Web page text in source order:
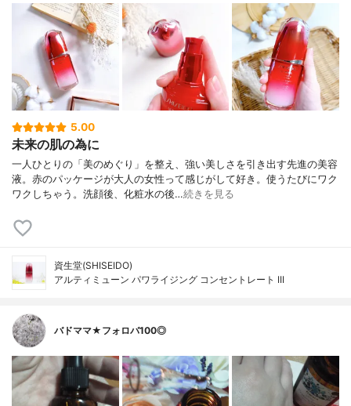
5.00
未来の肌の為に
一人ひとりの「美のめぐり」を整え、強い美しさを引き出す先進の美容
液。赤のパッケージが大人の女性って感じがして好き。使うたびにワク
ワクしちゃう。洗顔後、化粧水の後…続きを見る
資生堂(SHISEIDO)
アルティミューン パワライジング コンセントレート III
バドママ★フォロバ100◎